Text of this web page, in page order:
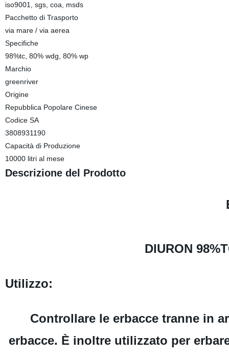
iso9001, sgs, coa, msds
Pacchetto di Trasporto
via mare / via aerea
Specifiche
98%tc, 80% wdg, 80% wp
Marchio
greenriver
Origine
Repubblica Popolare Cinese
Codice SA
3808931190
Capacità di Produzione
10000 litri al mese
Descrizione del Prodotto
DIURON
Utilizzo:
Controllare le erbacce tranne in
erbacce. È inoltre utilizzato per